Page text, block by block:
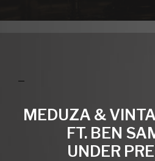
MEDUZA &
FT. BEN
UNDER